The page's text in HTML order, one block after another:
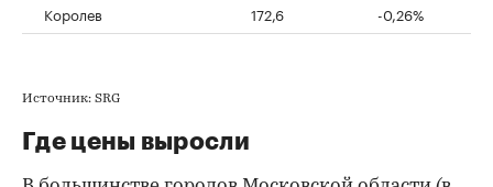
Королев
172,6 -0,26%
Источник: SRG
Где цены выросли